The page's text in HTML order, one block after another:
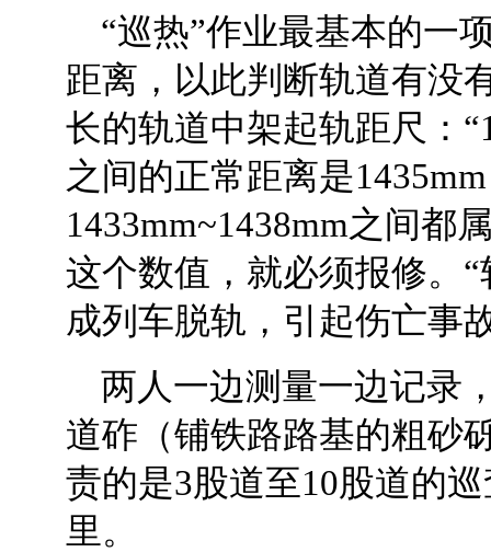
“巡热”作业最基本的一
距离，以此判断轨道有没
长的轨道中架起轨距尺：
之间的正常距离是
1433mm~1438mm之间都
这个数值，就必须报修。
成列车脱轨，引起伤亡事
两人一边测量一边记录
道砟（铺铁路路基的粗砂
责的是3股道至10股道的
里。